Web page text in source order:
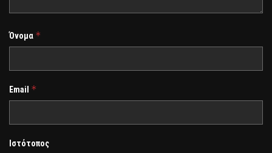
Όνομα *
Email *
Ιστότοπος